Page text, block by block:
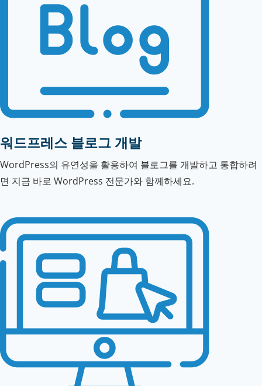
워드프레스 블로그 개발
WordPress의 유연성을 활용하여 블로그를 개발하고 통합하려
면 지금 바로 WordPress 전문가와 함께하세요.